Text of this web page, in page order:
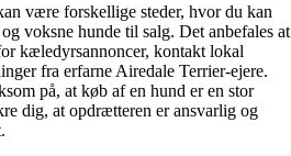
være forskellige steder, hvor du kan
voksne hunde til salg. Det anbefales at
kæledyrsannoncer, kontakt lokal
fra erfarne Airedale Terrier-ejere.
på, at køb af en hund er en stor
dig, at opdrætteren er ansvarlig og